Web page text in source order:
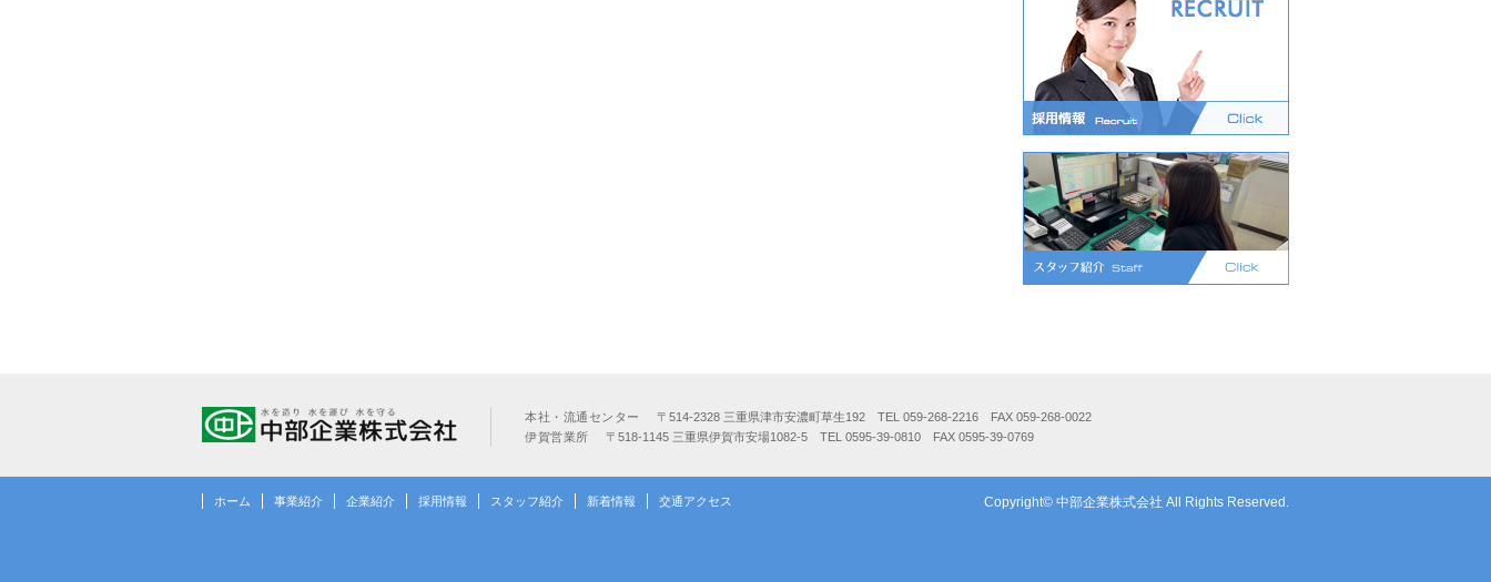
本社・流通センター
〒514-2328 三重県津市安濃町草生192 TEL 059-268-2216 FAX 059-268-0022
伊賀営業所
〒518-1145 三重県伊賀市安場1082-5 TEL 0595-39-0810 FAX 0595-39-0769
ホーム 事業紹介 企業紹介 採用情報 スタッフ紹介 新着情報 交通アクセス Copyright© 中部企業株式会社 All Rights Reserved.